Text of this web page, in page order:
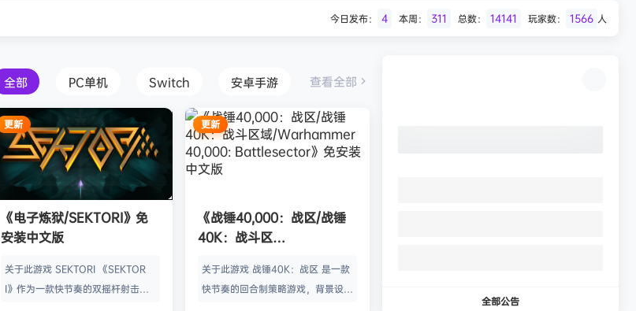
今日发布： 4 本周： 311 总数： 14141 玩家数： 1566 人
全部 PC单机 Switch 安卓手游 查看全部
更新
《电子炼狱/SEKTORI》免
安装中文版
关于此游戏 SEKTORI 《SEKTOR
I》作为一款快节奏的双摇杆射击游
更新
《战锤40,000：战区/战锤
40K：战斗区
Battlesector》免安装中文
版
关于此游戏 战锤40K：战区 是一款
快节奏的回合制策略游戏，背景设定
全部公告